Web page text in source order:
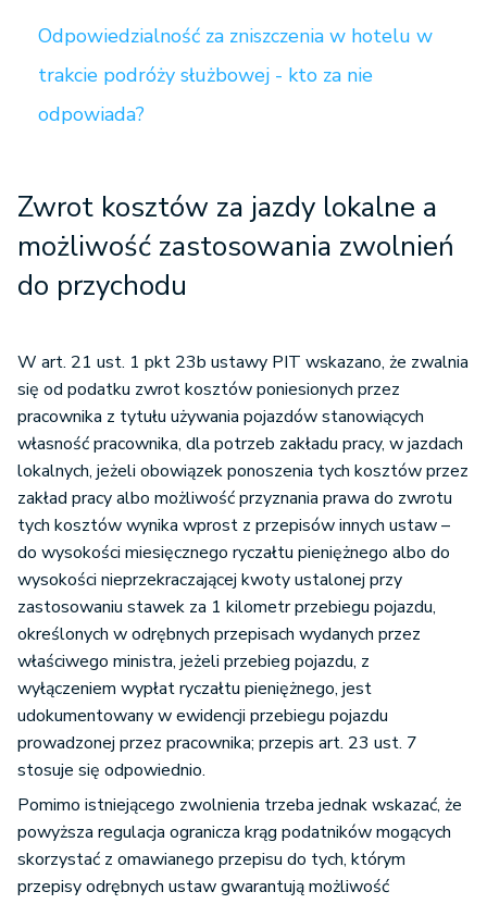
Odpowiedzialność za zniszczenia w hotelu w
trakcie podróży służbowej - kto za nie
odpowiada?
Zwrot kosztów za jazdy lokalne a
możliwość zastosowania zwolnień
do przychodu
W art. 21 ust. 1 pkt 23b ustawy PIT wskazano, że zwalnia
się od podatku zwrot kosztów poniesionych przez
pracownika z tytułu używania pojazdów stanowiących
własność pracownika, dla potrzeb zakładu pracy, w jazdach
lokalnych, jeżeli obowiązek ponoszenia tych kosztów przez
zakład pracy albo możliwość przyznania prawa do zwrotu
tych kosztów wynika wprost z przepisów innych ustaw –
do wysokości miesięcznego ryczałtu pieniężnego albo do
wysokości nieprzekraczającej kwoty ustalonej przy
zastosowaniu stawek za 1 kilometr przebiegu pojazdu,
określonych w odrębnych przepisach wydanych przez
właściwego ministra, jeżeli przebieg pojazdu, z
wyłączeniem wypłat ryczałtu pieniężnego, jest
udokumentowany w ewidencji przebiegu pojazdu
prowadzonej przez pracownika; przepis art. 23 ust. 7
stosuje się odpowiednio.
Pomimo istniejącego zwolnienia trzeba jednak wskazać, że
powyższa regulacja ogranicza krąg podatników mogących
skorzystać z omawianego przepisu do tych, którym
przepisy odrębnych ustaw gwarantują możliwość